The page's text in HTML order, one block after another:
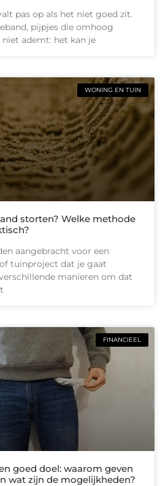
pas op als het niet goed zit.
pijpjes die omhoog
ademt: het kan je
WONING EN TUIN
storten? Welke methode
aangebracht voor een
tuinproject dat je gaat
manieren om dat
FINANCIEEL
goed doel: waarom geven
wat zijn de mogelijkheden?